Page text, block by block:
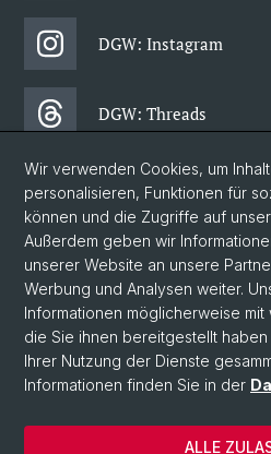
DGW: Instagram
DGW: Threads
DGW: Facebook
DGW: Newsletter
© Universität Basel
Philosophisch-Historische Fakultät
Departement
Home
Wir verwenden Cookies, um
personalisieren, Funktionen für
können und die Zugriffe auf
Außerdem geben wir
unserer Website an unsere
Werbung und Analysen weiter.
Informationen möglicherweise
die Sie ihnen bereitgestellt
Ihrer Nutzung der Dienste
Informationen finden Sie in der
ALLE